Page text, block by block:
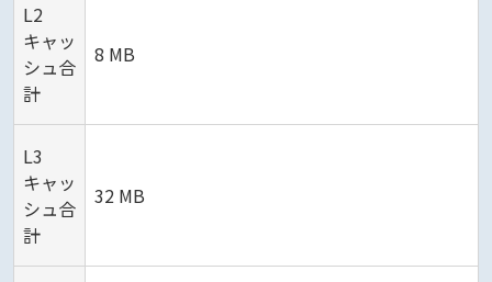
L2
キャッ
シュ合
計
8 MB
L3
キャッ
シュ合
計
32 MB